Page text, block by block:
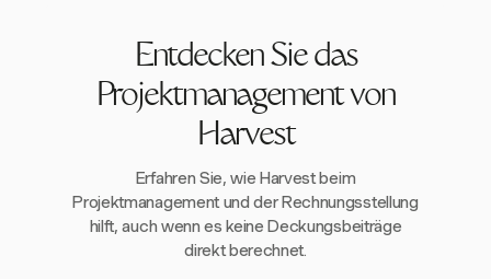
Entdecken Sie das
Projektmanagement von
Harvest
Erfahren Sie, wie Harvest beim
Projektmanagement und der Rechnungsstellung
hilft, auch wenn es keine Deckungsbeiträge
direkt berechnet.